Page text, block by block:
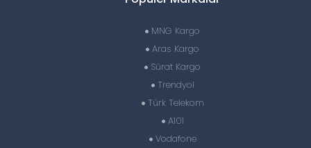
MNG Kargo
Aras Kargo
Sürat Kargo
Trendyol
Türk Telekom
A101
Vodafone